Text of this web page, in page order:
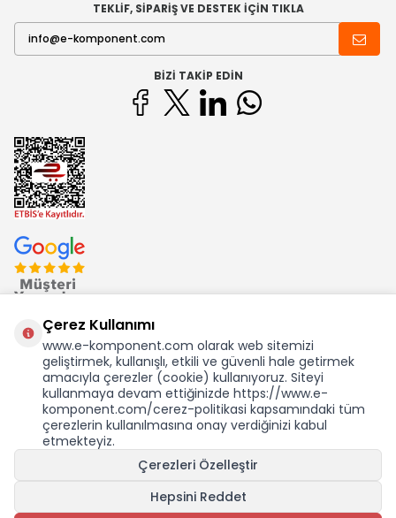
TEKLİF, SİPARİŞ VE DESTEK İÇİN TIKLA
BIZI TAKIP EDIN
Ekom Elk. Elektronik San. ve Tic. A.Ş.'nin Tescilli Bir Markasıdır
Çerez Kullanımı
www.e-komponent.com olarak web sitemizi
geliştirmek, kullanışlı, etkili ve güvenli hale getirmek
amacıyla çerezler (cookie) kullanıyoruz. Siteyi
kullanmaya devam ettiğinizde https://www.e-
komponent.com/cerez-politikasi kapsamındaki tüm
çerezlerin kullanılmasına onay verdiğinizi kabul
etmekteyiz.
Çerezleri Özelleştir
Hepsini Reddet